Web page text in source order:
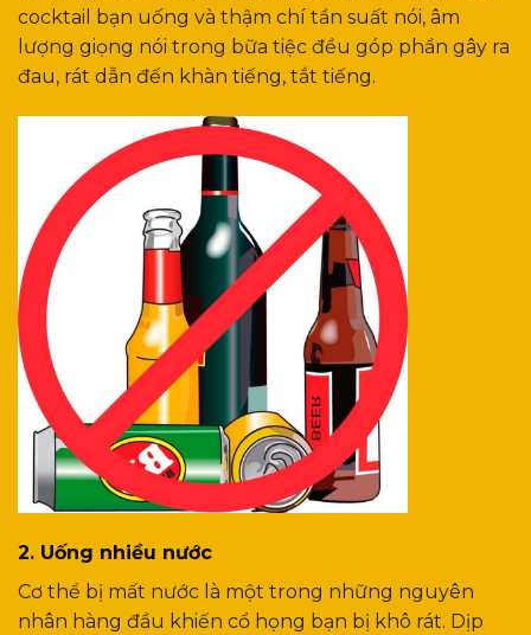
cocktail bạn uống và thậm chí tần suất nói, âm
lượng giọng nói trong bữa tiệc đều góp phần gây ra
đau, rát dẫn đến khàn tiếng, tắt tiếng.
2. Uống nhiều nước
Cơ thể bị mất nước là một trong những nguyên
nhân hàng đầu khiến cổ họng bạn bị khô rát. Dịp